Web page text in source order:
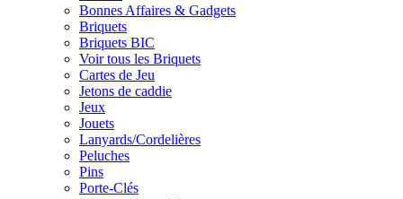
Bonnes Affaires & Gadgets
Briquets
Briquets BIC
Voir tous les Briquets
Cartes de Jeu
Jetons de caddie
Jeux
Jouets
Lanyards/Cordelières
Peluches
Pins
Porte-Clés